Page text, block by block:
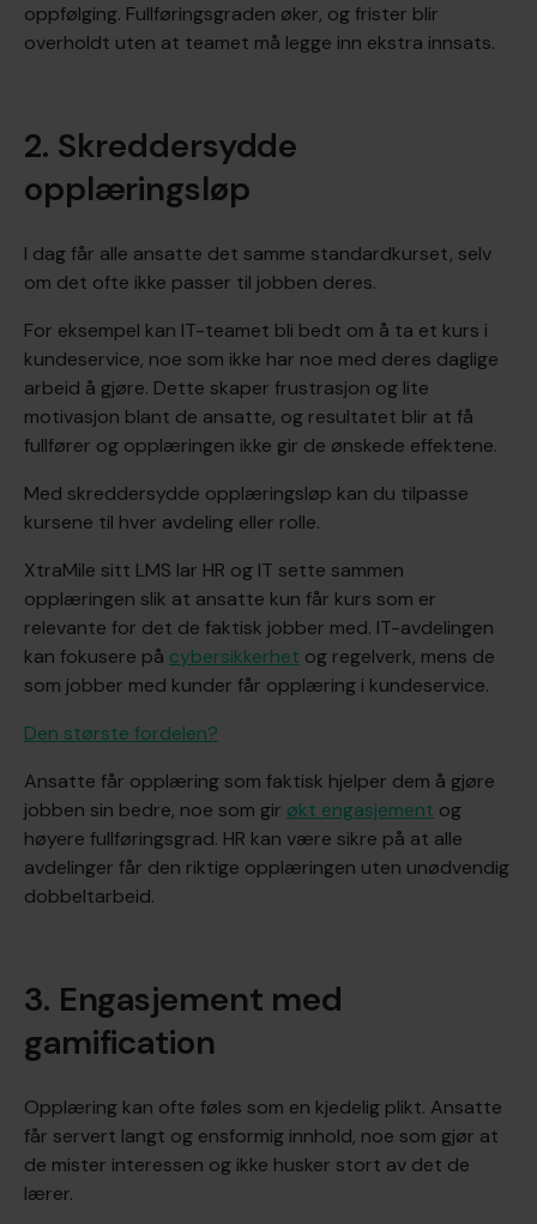
oppfølging. Fullføringsgraden øker, og frister blir
overholdt uten at teamet må legge inn ekstra innsats.
2. Skreddersydde
opplæringsløp
I dag får alle ansatte det samme standardkurset, selv
om det ofte ikke passer til jobben deres.
For eksempel kan IT-teamet bli bedt om å ta et kurs i
kundeservice, noe som ikke har noe med deres daglige
arbeid å gjøre. Dette skaper frustrasjon og lite
motivasjon blant de ansatte, og resultatet blir at få
fullfører og opplæringen ikke gir de ønskede effektene.
Med skreddersydde opplæringsløp kan du tilpasse
kursene til hver avdeling eller rolle.
XtraMile sitt LMS lar HR og IT sette sammen
opplæringen slik at ansatte kun får kurs som er
relevante for det de faktisk jobber med. IT-avdelingen
kan fokusere på cybersikkerhet og regelverk, mens de
som jobber med kunder får opplæring i kundeservice.
Den største fordelen?
Ansatte får opplæring som faktisk hjelper dem å gjøre
jobben sin bedre, noe som gir økt engasjement og
høyere fullføringsgrad. HR kan være sikre på at alle
avdelinger får den riktige opplæringen uten unødvendig
dobbeltarbeid.
3. Engasjement med
gamification
Opplæring kan ofte føles som en kjedelig plikt. Ansatte
får servert langt og ensformig innhold, noe som gjør at
de mister interessen og ikke husker stort av det de
lærer.